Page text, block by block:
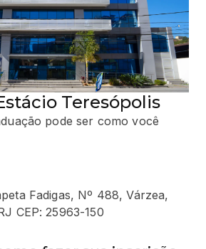
Teresópolis
pode ser como você
Fadigas, Nº 488, Várzea,
CEP: 25963-150